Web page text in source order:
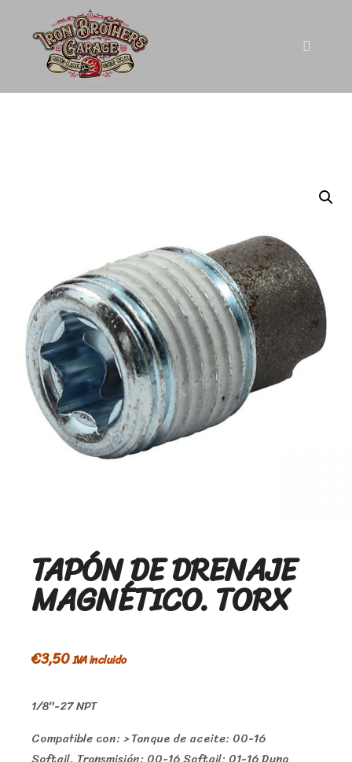
TAPÓN DE DRENAJE
MAGNÉTICO. TORX
€3,50IVA incluido
1/8″-27 NPT
Compatible con: > Tanque de aceite: 00-16